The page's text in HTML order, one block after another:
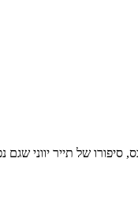
של תייר יווני שגם